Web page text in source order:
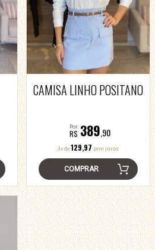
CAMISA LINHO POSITANO
Por
R$ 389 ,90
3x de129,97 sem juros
COMPRAR